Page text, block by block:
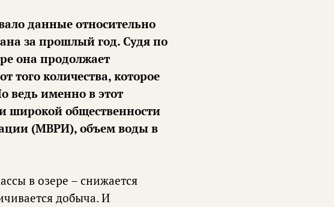
за прошлый год. Судя по
она продолжает
того количества, которое
ведь именно в этот
широкой общественности
(МВРИ), объем воды в
в озере – снижается
добыча. И